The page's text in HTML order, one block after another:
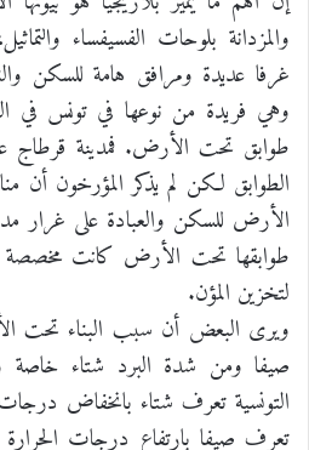
والمزدانة بلوحات الفسيفساء
غرفا عديدة ومرافق هامة للسكن
وهي فريدة من نوعها في تونس في
طوابق تحت الأرض. فمدينة قرطاج
الطوابق لكن لم يذكر المؤرخون أن
الأرض للسكن والعبادة على غرار
طوابقها تحت الأرض كانت مخصصة
لتخزين المؤن.
ويرى البعض أن سبب البناء تحت
صيفا ومن شدة البرد شتاء خاصة
التونسية تعرف شتاء بانخفاض درجات
تعرف صيفا بارتفاع درجات